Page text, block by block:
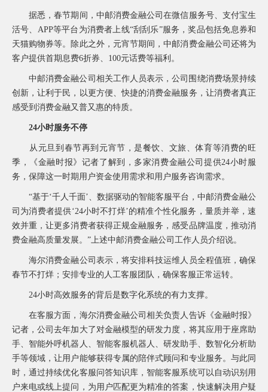
据悉，春节期间，中邮消费金融公司在微信服务号、支付宝生
活号、APP等平台为消费者上线“刮刮乐”服务，奖品包括免息券和
天猫购物券等。除此之外，元宵节期间，中邮消费金融公司还将为
客户提供首期息费6折券、100元话费等福利。
中邮消费金融公司相关工作人员表示，公司围绕消费场景持续
创新，让利于民，以更方便、快捷的消费金融服务，让消费者真正
感受到消费金融又普又惠的特质。
24小时服务不停
从元旦到春节再到元宵节，是餐饮、文旅、体育等消费的旺
季，《金融时报》记者了解到，多家消费金融公司提供24小时服
务，保障这一时期用户资金使用需求和用户服务咨询需求。
“基于‘千人千面’、数据驱动的智能客服平台，中邮消费金融公
司为消费者提供‘24小时不打烊’的精准个性化服务，量质并举，速
效并重，让更多消费者获得正规金融服务，感受品牌温度，推动消
费金融高质量发展。”上述中邮消费金融公司工作人员介绍说。
海尔消费金融公司表示，将安排科技运维人员全程值班，确保
春节不打烊；安排专业的人工客服团队，确保客服正常运转。
24小时高效服务的背后是数字化系统的有力支撑。
在客服方面，海尔消费金融公司相关负责人告诉《金融时报》
记者，公司去年加大了对金融模型的研发力度，将其应用于座席助
手、智能外呼机器人、智能客服机器人、研发助手、数智化分析助
手等领域，让用户能够获得专属的陪伴式顾问和专业服务。与此同
时，通过持续优化客服问答知识库，智能客服系统可以自动识别用
户来电或线上提问，为用户匹配更为精准的答案，快速解决用户疑